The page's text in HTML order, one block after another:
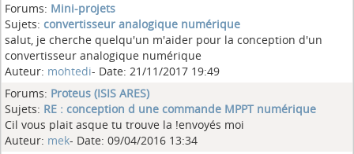
Forums: Mini-projets
Sujets: convertisseur analogique numérique
salut, je cherche quelqu'un m'aider pour la conception d'un
convertisseur analogique numérique
Auteur: mohtedi- Date: 21/11/2017 19:49
Forums: Proteus (ISIS ARES)
Sujets: RE : conception d une commande MPPT numérique
Cil vous plait asque tu trouve la !envoyés moi
Auteur: mek- Date: 09/04/2016 13:34